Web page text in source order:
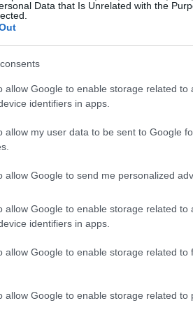
Data that Is Unrelated with the
allow Google to enable storage related to
identifiers in apps.
allow my user data to be sent to Google
allow Google to send me personalized
allow Google to enable storage related to
identifiers in apps.
allow Google to enable storage related to
allow Google to enable storage related to
DAO?
ElonDoge, liderado por
construiu para este foguete –
(EDAO)?
número crescente de bolsas, com
, uma bolsa